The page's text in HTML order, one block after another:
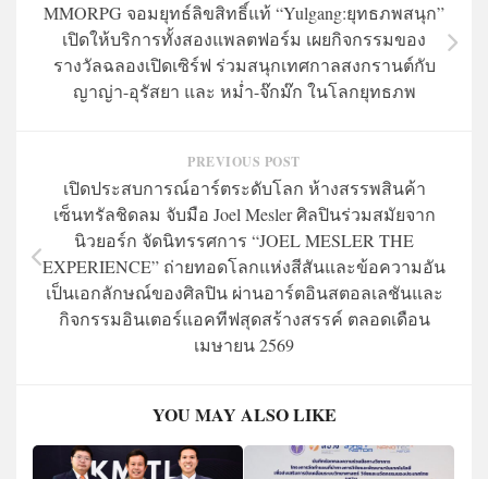
MMORPG จอมยุทธ์ลิขสิทธิ์แท้ “Yulgang:ยุทธภพสนุก”
เปิดให้บริการทั้งสองแพลตฟอร์ม เผยกิจกรรมของ
รางวัลฉลองเปิดเซิร์ฟ ร่วมสนุกเทศกาลสงกรานต์กับ
ญาญ่า-อุรัสยา และ หม่ำ-จ๊กม๊ก ในโลกยุทธภพ
PREVIOUS POST
เปิดประสบการณ์อาร์ตระดับโลก ห้างสรรพสินค้า
เซ็นทรัลชิดลม จับมือ Joel Mesler ศิลปินร่วมสมัยจาก
นิวยอร์ก จัดนิทรรศการ “JOEL MESLER THE
EXPERIENCE” ถ่ายทอดโลกแห่งสีสันและข้อความอัน
เป็นเอกลักษณ์ของศิลปิน ผ่านอาร์ตอินสตอลเลชันและ
กิจกรรมอินเตอร์แอคทีฟสุดสร้างสรรค์ ตลอดเดือน
เมษายน 2569
YOU MAY ALSO LIKE